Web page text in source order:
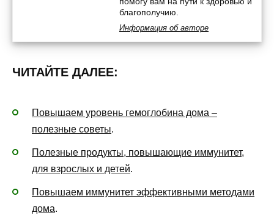
благополучию.
Информация об авторе
ЧИТАЙТЕ ДАЛЕЕ:
Повышаем уровень гемоглобина дома –
полезные советы.
Полезные продукты, повышающие иммунитет,
для взрослых и детей.
Повышаем иммунитет эффективными методами
дома.